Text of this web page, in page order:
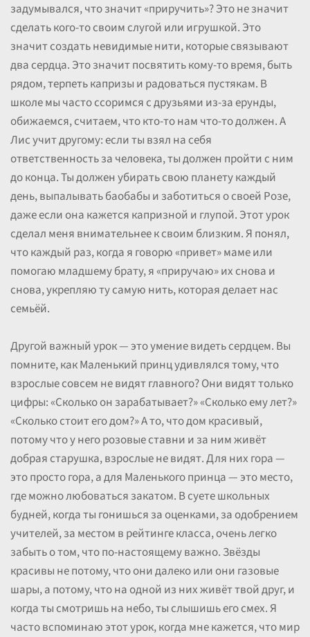
задумывался, что значит «приручить»? Это не значит
сделать кого-то своим слугой или игрушкой. Это
значит создать невидимые нити, которые связывают
два сердца. Это значит посвятить кому-то время, быть
рядом, терпеть капризы и радоваться пустякам. В
школе мы часто ссоримся с друзьями из-за ерунды,
обижаемся, считаем, что кто-то нам что-то должен. А
Лис учит другому: если ты взял на себя
ответственность за человека, ты должен пройти с ним
до конца. Ты должен убирать свою планету каждый
день, выпалывать баобабы и заботиться о своей Розе,
даже если она кажется капризной и глупой. Этот урок
сделал меня внимательнее к своим близким. Я понял,
что каждый раз, когда я говорю «привет» маме или
помогаю младшему брату, я «приручаю» их снова и
снова, укрепляю ту самую нить, которая делает нас
семьёй.
Другой важный урок — это умение видеть сердцем. Вы
помните, как Маленький принц удивлялся тому, что
взрослые совсем не видят главного? Они видят только
цифры: «Сколько он зарабатывает?» «Сколько ему лет?»
«Сколько стоит его дом?» А то, что дом красивый,
потому что у него розовые ставни и за ним живёт
добрая старушка, взрослые не видят. Для них гора —
это просто гора, а для Маленького принца — это место,
где можно любоваться закатом. В суете школьных
будней, когда ты гонишься за оценками, за одобрением
учителей, за местом в рейтинге класса, очень легко
забыть о том, что по-настоящему важно. Звёзды
красивы не потому, что они далеко или они газовые
шары, а потому, что на одной из них живёт твой друг, и
когда ты смотришь на небо, ты слышишь его смех. Я
часто вспоминаю этот урок, когда мне кажется, что мир